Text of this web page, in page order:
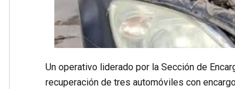
Un operativo liderado por la Sección de
recuperación de tres automóviles con